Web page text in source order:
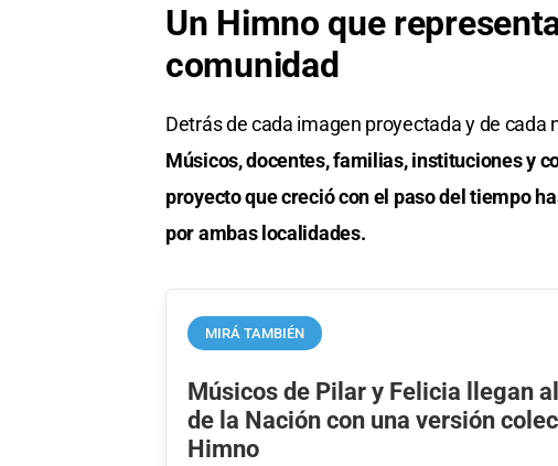
Un Himno que
comunidad
Detrás de cada imagen proyectada y de
Músicos, docentes, familias, instituciones y
proyecto que creció con el paso del tiempo
por ambas localidades.
MIRÁ TAMBIÉN
Músicos de Pilar y Felicia llegan
de la Nación con una versión
Himno